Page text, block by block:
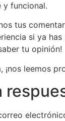
y funcional.
tus
si ya
tu opinión!
¡nos leemos